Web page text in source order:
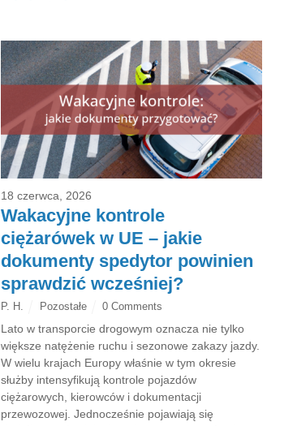
18 czerwca, 2026
Wakacyjne kontrole
ciężarówek w UE – jakie
dokumenty spedytor powinien
sprawdzić wcześniej?
P. H. Pozostałe 0 Comments
Lato w transporcie drogowym oznacza nie tylko
większe natężenie ruchu i sezonowe zakazy jazdy.
W wielu krajach Europy właśnie w tym okresie
służby intensyfikują kontrole pojazdów
ciężarowych, kierowców i dokumentacji
przewozowej. Jednocześnie pojawiają się